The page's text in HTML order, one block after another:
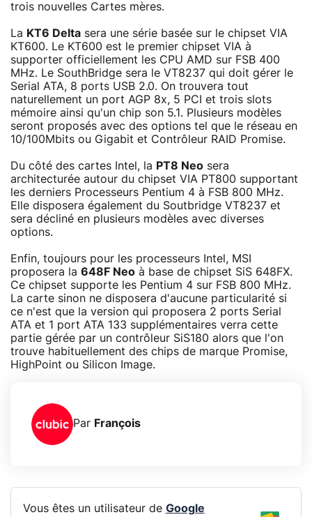
trois nouvelles Cartes mères.
La KT6 Delta sera une série basée sur le chipset VIA
KT600. Le KT600 est le premier chipset VIA à
supporter officiellement les CPU AMD sur FSB 400
MHz. Le SouthBridge sera le VT8237 qui doit gérer le
Serial ATA, 8 ports USB 2.0. On trouvera tout
naturellement un port AGP 8x, 5 PCI et trois slots
mémoire ainsi qu'un chip son 5.1. Plusieurs modèles
seront proposés avec des options tel que le réseau en
10/100Mbits ou Gigabit et Contrôleur RAID Promise.
Du côté des cartes Intel, la PT8 Neo sera
architecturée autour du chipset VIA PT800 supportant
les derniers Processeurs Pentium 4 à FSB 800 MHz.
Elle disposera également du Soutbridge VT8237 et
sera décliné en plusieurs modèles avec diverses
options.
Enfin, toujours pour les processeurs Intel, MSI
proposera la 648F Neo à base de chipset SiS 648FX.
Ce chipset supporte les Pentium 4 sur FSB 800 MHz.
La carte sinon ne disposera d'aucune particularité si
ce n'est que la version qui proposera 2 ports Serial
ATA et 1 port ATA 133 supplémentaires verra cette
partie gérée par un contrôleur SiS180 alors que l'on
trouve habituellement des chips de marque Promise,
HighPoint ou Silicon Image.
Par François
Vous êtes un utilisateur de Google